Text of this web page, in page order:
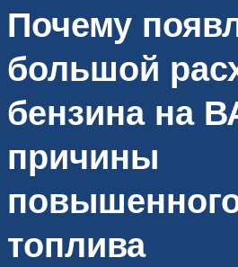
Почему
большой
бензина на
причины
топлива